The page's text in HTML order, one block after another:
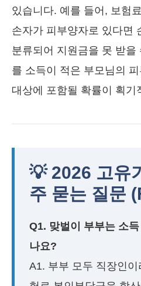
있습니다. 예를 들어, 보험
손자가 피부양자로 있다면
분류되어 지원금을 못 받
를 소득이 적은 부모님의
대상에 포함될 확률이 획기
💡 2026 고유
주 묻는 질문
Q1. 맞벌이 부부는 소
나요?
A1. 부부 모두 직장인